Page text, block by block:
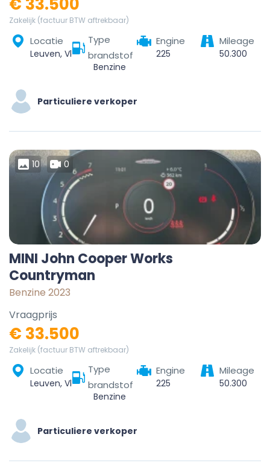
Zakelijk (factuur BTW aftrekbaar)
Locatie
Leuven, Vlaams-Brabant, Vlaanderen, België
Type
brandstof
Benzine
Engine
225
Mileage
50.300
Particuliere verkoper
10 0
MINI John Cooper Works
Countryman
Benzine 2023
Vraagprijs
€ 33.500
Zakelijk (factuur BTW aftrekbaar)
Locatie
Leuven, Vlaams-Brabant, Vlaanderen, België
Type
brandstof
Benzine
Engine
225
Mileage
50.300
Particuliere verkoper